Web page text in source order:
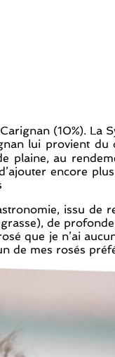
(10%). La
lui provient du
plaine, au
encore
issu de
de
que je n’ai
de mes rosés